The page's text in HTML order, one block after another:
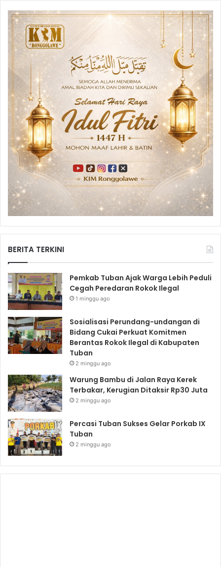
BERITA TERKINI
Pemkab Tuban Ajak Warga Lebih Peduli
Cegah Peredaran Rokok Ilegal
1 minggu ago
Sosialisasi Perundang-undangan di
Bidang Cukai Perkuat Komitmen
Berantas Rokok Ilegal di Kabupaten
Tuban
2 minggu ago
Warung Bambu di Jalan Raya Kerek
Terbakar, Kerugian Ditaksir Rp30 Juta
2 minggu ago
Percasi Tuban Sukses Gelar Porkab IX
Tuban
2 minggu ago